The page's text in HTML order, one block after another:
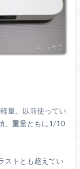
量。以前使ってい
、重量ともに1/10
ストとも超えてい